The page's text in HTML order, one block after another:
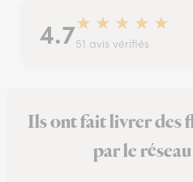
4.7★ ★ ★ ★ ★
51 avis vérifiés
Ils ont fait livrer des
par le